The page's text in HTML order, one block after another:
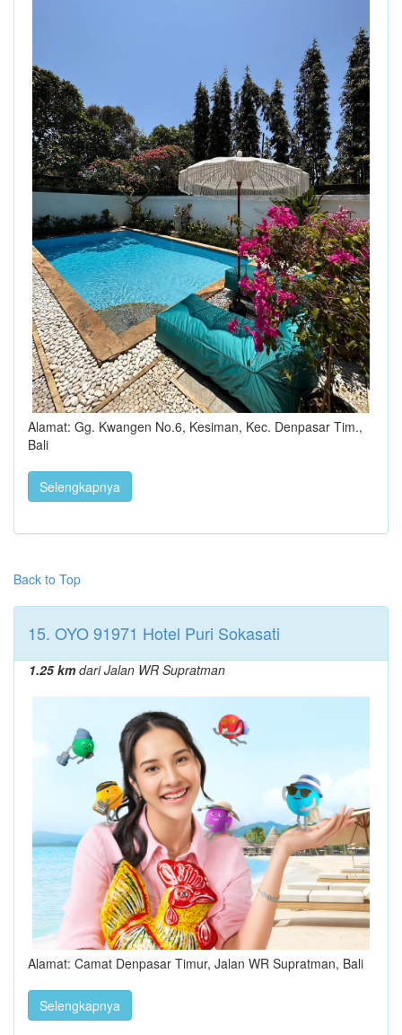
Alamat: Gg. Kwangen No.6, Kesiman, Kec. Denpasar Tim.,
Bali
Selengkapnya
Back to Top
15. OYO 91971 Hotel Puri Sokasati
1.25 kmdari Jalan WR Supratman
Alamat: Camat Denpasar Timur, Jalan WR Supratman, Bali
Selengkapnya